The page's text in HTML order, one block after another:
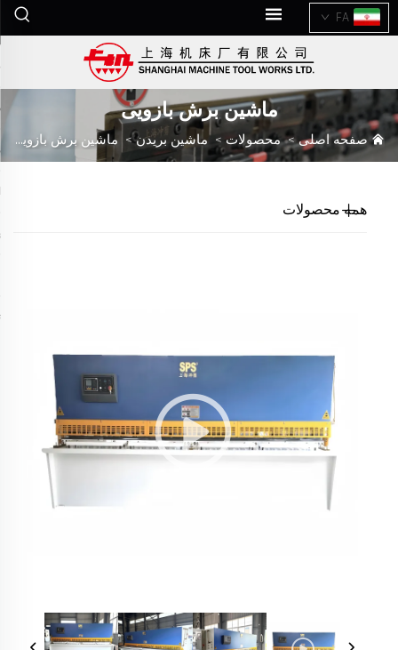
FA
ماشین برش بازویی
صفحه اصلی>محصولات >ماشین بریدن> ماشین برش بازویی
همه محصولات